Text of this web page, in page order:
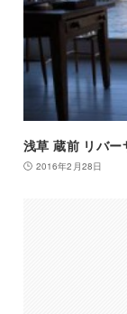
浅草 蔵前 リバー
2016年2月28日